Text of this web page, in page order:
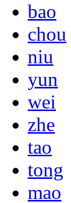
bao
chou
niu
yun
wei
zhe
tao
tong
mao